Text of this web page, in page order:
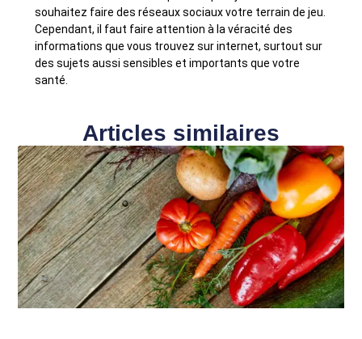
souhaitez faire des réseaux sociaux votre terrain de jeu.
Cependant, il faut faire attention à la véracité des
informations que vous trouvez sur internet, surtout sur
des sujets aussi sensibles et importants que votre
santé.
Articles similaires